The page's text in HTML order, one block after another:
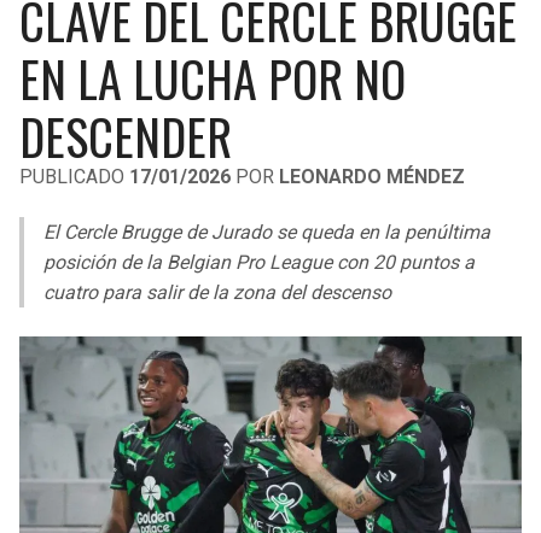
LIGA DE EXPANSIÓN MX
LEAGUES CUP
UEFA EUROPA LEAGUE
UEFA CONFERENCE LEAGUE
MLS
COPA LIBERTADORES
COPA SUDAMERICANA
LIGA BETPLAY
OTRAS LIGAS
RAIDERS
CHARGERS
RAVENS
STEELERS
TEXANS
CAVALIERS
PISTONS
PACERS
HORNETS
HEAT
CLAVE DEL CERCLE BRUGGE
EN LA LUCHA POR NO
DESCENDER
PUBLICADO 17/01/2026 POR LEONARDO MÉNDEZ
El Cercle Brugge de Jurado se queda en la penúltima
posición de la Belgian Pro League con 20 puntos a
cuatro para salir de la zona del descenso